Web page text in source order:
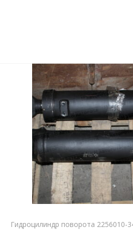
Гидроцилиндр поворота 2256010-